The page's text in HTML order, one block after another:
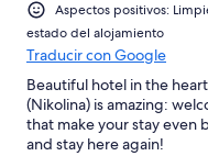
Aspectos positivos:
estado del alojamiento
Traducir con Google
Beautiful hotel in the
(Nikolina) is amazing:
that make your stay
and stay here again!